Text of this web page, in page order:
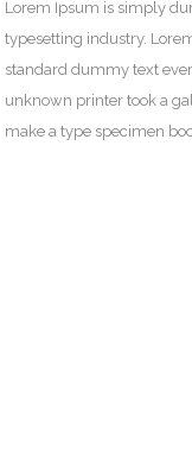
Lorem Ipsum is simply
typesetting industry.
standard dummy text
unknown printer took a
make a type specimen